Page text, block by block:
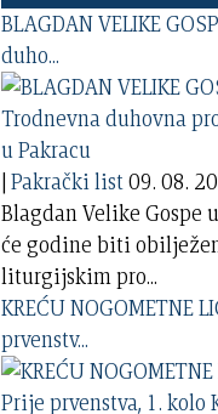
BLAGDAN VELIKE
duho...
|Pakrački list09. 08.
Blagdan Velike Gospe
će godine biti
liturgijskim pro...
KREĆU NOGOMETNE
prvenstv...